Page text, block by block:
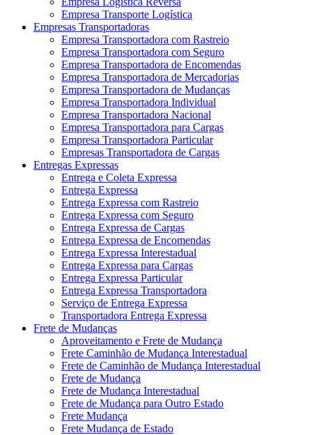
Empresa Transporte Logística
Empresas Transportadoras
Empresa Transportadora com Rastreio
Empresa Transportadora com Seguro
Empresa Transportadora de Encomendas
Empresa Transportadora de Mercadorias
Empresa Transportadora de Mudanças
Empresa Transportadora Individual
Empresa Transportadora Nacional
Empresa Transportadora para Cargas
Empresa Transportadora Particular
Empresas Transportadora de Cargas
Entregas Expressas
Entrega e Coleta Expressa
Entrega Expressa
Entrega Expressa com Rastreio
Entrega Expressa com Seguro
Entrega Expressa de Cargas
Entrega Expressa de Encomendas
Entrega Expressa Interestadual
Entrega Expressa para Cargas
Entrega Expressa Particular
Entrega Expressa Transportadora
Serviço de Entrega Expressa
Transportadora Entrega Expressa
Frete de Mudanças
Aproveitamento e Frete de Mudança
Frete Caminhão de Mudança Interestadual
Frete de Caminhão de Mudança Interestadual
Frete de Mudança
Frete de Mudança Interestadual
Frete de Mudança para Outro Estado
Frete Mudança
Frete Mudança de Estado